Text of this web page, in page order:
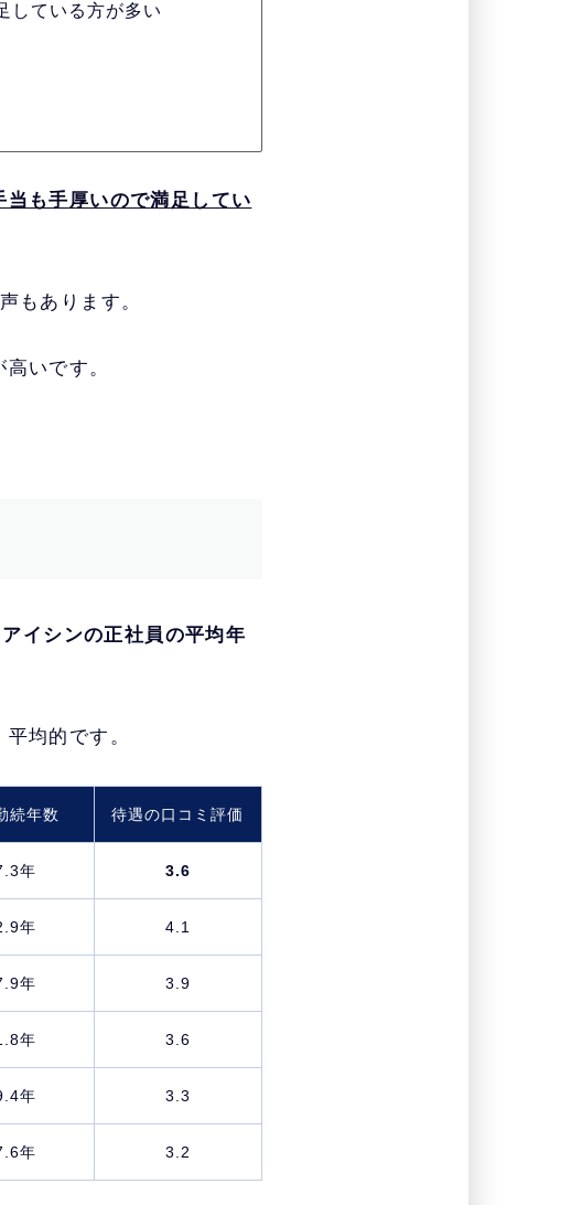
している方が多い
も手厚いので満足してい
もあります。
いです。
アイシンの正社員の平均年
均的です。
続年数 待遇の口コミ評価
年 3.6
年 4.1
年 3.9
年 3.6
年 3.3
年 3.2